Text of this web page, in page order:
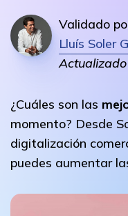
Validado
Lluís Soler
¿Cuáles son las
momento? Desde
digitalización
puedes aumentar